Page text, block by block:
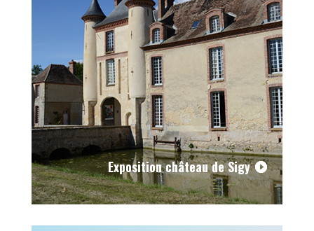
Exposition château de Sigy